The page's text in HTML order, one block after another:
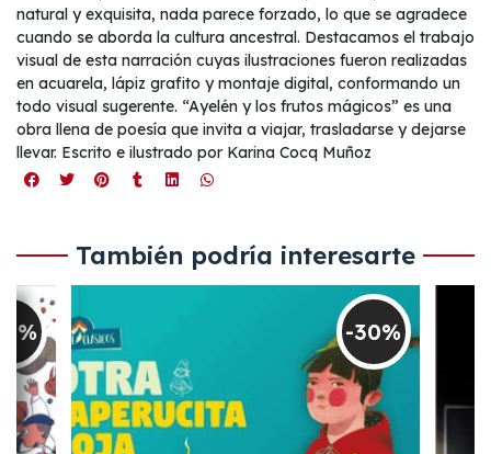
natural y exquisita, nada parece forzado, lo que se agradece
cuando se aborda la cultura ancestral. Destacamos el trabajo
visual de esta narración cuyas ilustraciones fueron realizadas
en acuarela, lápiz grafito y montaje digital, conformando un
todo visual sugerente. “Ayelén y los frutos mágicos” es una
obra llena de poesía que invita a viajar, trasladarse y dejarse
llevar. Escrito e ilustrado por Karina Cocq Muñoz
También podría interesarte
-30%